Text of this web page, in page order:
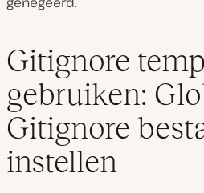
Gitignore
gebruiken:
Gitignore
instellen